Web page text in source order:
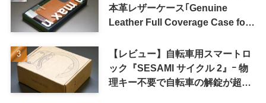
本革レザーケース｢Genuine
Leather Full Coverage Case for
【レビュー】自転車用スマートロ
ック『SESAMI サイクル 2』ｰ 物
理キー不要で自転車の解錠が超簡